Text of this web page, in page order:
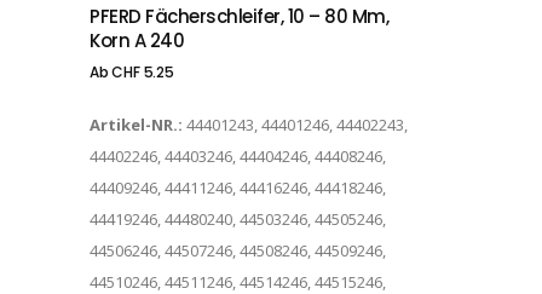
PFERD Fächerschleifer, 10 – 80 Mm,
Korn A 240
AbCHF5.25
Artikel-NR.: 44401243, 44401246, 44402243,
44402246, 44403246, 44404246, 44408246,
44409246, 44411246, 44416246, 44418246,
44419246, 44480240, 44503246, 44505246,
44506246, 44507246, 44508246, 44509246,
44510246, 44511246, 44514246, 44515246,